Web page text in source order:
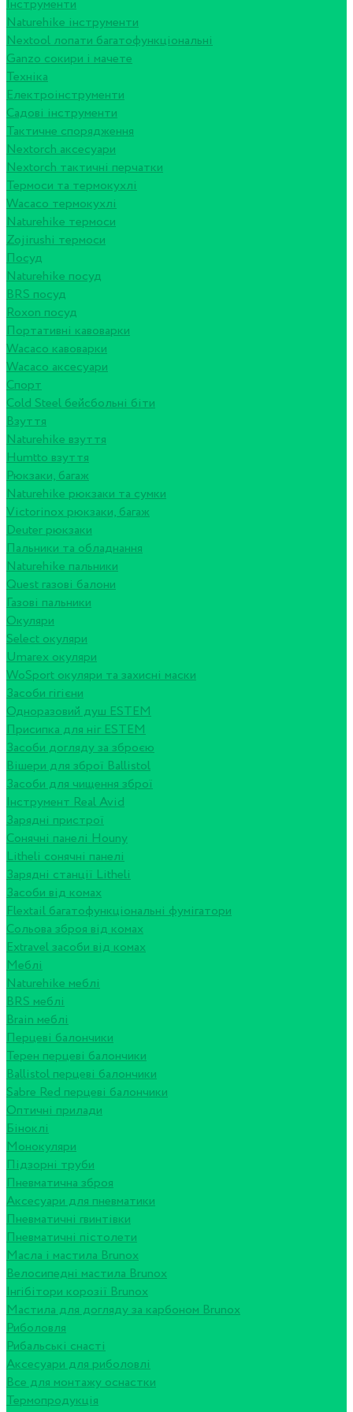
Інструменти
Naturehike інструменти
Nextool лопати багатофункціональні
Ganzo сокири і мачете
Техніка
Електроінструменти
Садові інструменти
Тактичне спорядження
Nextorch аксесуари
Nextorch тактичні перчатки
Термоси та термокухлі
Wacaco термокухлі
Naturehike термоси
Zojirushi термоси
Посуд
Naturehike посуд
BRS посуд
Roxon посуд
Портативні кавоварки
Wacaco кавоварки
Wacaco аксесуари
Спорт
Cold Steel бейсбольні біти
Взуття
Naturehike взуття
Humtto взуття
Рюкзаки, багаж
Naturehike рюкзаки та сумки
Victorinox рюкзаки, багаж
Deuter рюкзаки
Пальники та обладнання
Naturehike пальники
Quest газові балони
Газові пальники
Окуляри
Select окуляри
Umarex окуляри
WoSport окуляри та захисні маски
Засоби гігієни
Одноразовий душ ESTEM
Присипка для ніг ESTEM
Засоби догляду за зброєю
Вішери для зброї Ballistol
Засоби для чищення зброї
Інструмент Real Avid
Зарядні пристрої
Сонячні панелі Houny
Litheli сонячні панелі
Зарядні станції Litheli
Засоби від комах
Flextail багатофункціональні фумігатори
Сольова зброя від комах
Extravel засоби від комах
Меблі
Naturehike меблі
BRS меблі
Brain меблі
Перцеві балончики
Терен перцеві балончики
Ballistol перцеві балончики
Sabre Red перцеві балончики
Оптичні прилади
Біноклі
Монокуляри
Підзорні труби
Пневматична зброя
Аксесуари для пневматики
Пневматичні гвинтівки
Пневматичні пістолети
Масла і мастила Brunox
Велосипедні мастила Brunox
Інгібітори корозії Brunox
Мастила для догляду за карбоном Brunox
Риболовля
Рибальські снасті
Аксесуари для риболовлі
Все для монтажу оснастки
Термопродукція